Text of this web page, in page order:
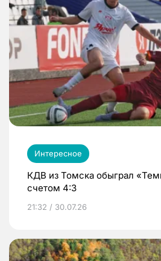
Интересное
КДВ из Томска обыграл
счетом 4:3
21:32 / 30.07.26